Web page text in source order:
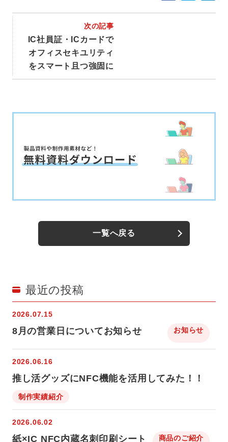
次の記事
IC社員証・ICカードで
オフィスセキユリティ
をスマート且つ強固に
一覧へ戻る
最近の投稿
2026.07.15
8月の営業日についてお知らせ お知らせ
2026.06.16
推し活グッズにNFC機能を活用してみた！！
制作実績紹介
2026.06.02
紙×IC NFC内蔵名刺印刷シート 商品のご紹介